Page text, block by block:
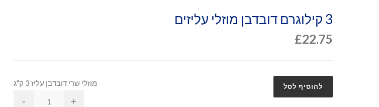
3 קילוגרם דובדבן מוזלי עליזים
£22.75
מוזלי שרי דובדבן עליז 3 ק"ג
- +
להוסיף לסל